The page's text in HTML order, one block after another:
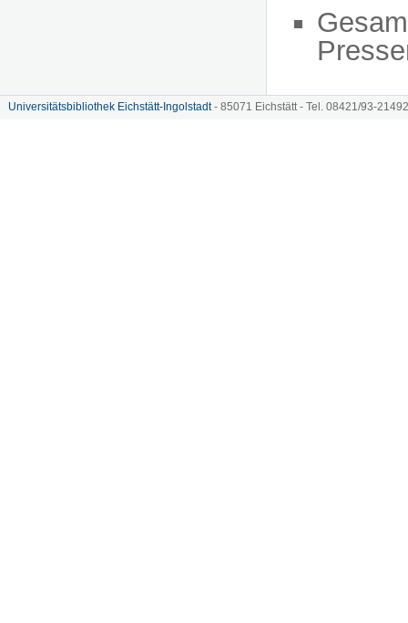
Universitätsbibliothek Eichstätt-Ingolstadt- 85071 Eichstätt - Tel. 08421/93-